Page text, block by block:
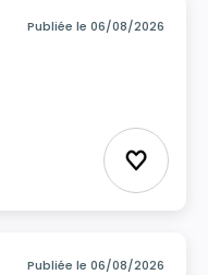
Publiée le 06/08/2026
Ajouter
Publiée le 06/08/2026